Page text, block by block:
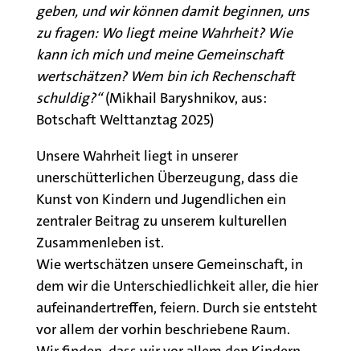
geben, und wir können damit beginnen, uns
zu fragen: Wo liegt meine Wahrheit? Wie
kann ich mich und meine Gemeinschaft
wertschätzen? Wem bin ich Rechenschaft
schuldig?“(Mikhail Baryshnikov, aus:
Botschaft Welttanztag 2025)
Unsere Wahrheit liegt in unserer
unerschütterlichen Überzeugung, dass die
Kunst von Kindern und Jugendlichen ein
zentraler Beitrag zu unserem kulturellen
Zusammenleben ist.
Wie wertschätzen unsere Gemeinschaft, in
dem wir die Unterschiedlichkeit aller, die hier
aufeinandertreffen, feiern. Durch sie entsteht
vor allem der vorhin beschriebene Raum.